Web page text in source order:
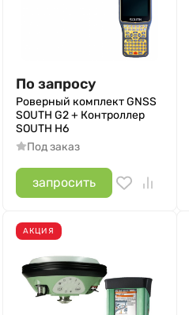
По запросу
Роверный комплект GNSS
SOUTH G2 + Контроллер
SOUTH H6
Под заказ
запросить
АКЦИЯ